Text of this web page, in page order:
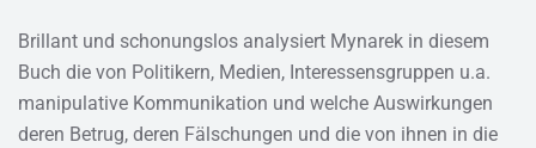
Brillant und schonungslos analysiert Mynarek in diesem
Buch die von Politikern, Medien, Interessensgruppen u.a.
manipulative Kommunikation und welche Auswirkungen
deren Betrug, deren Fälschungen und die von ihnen in die